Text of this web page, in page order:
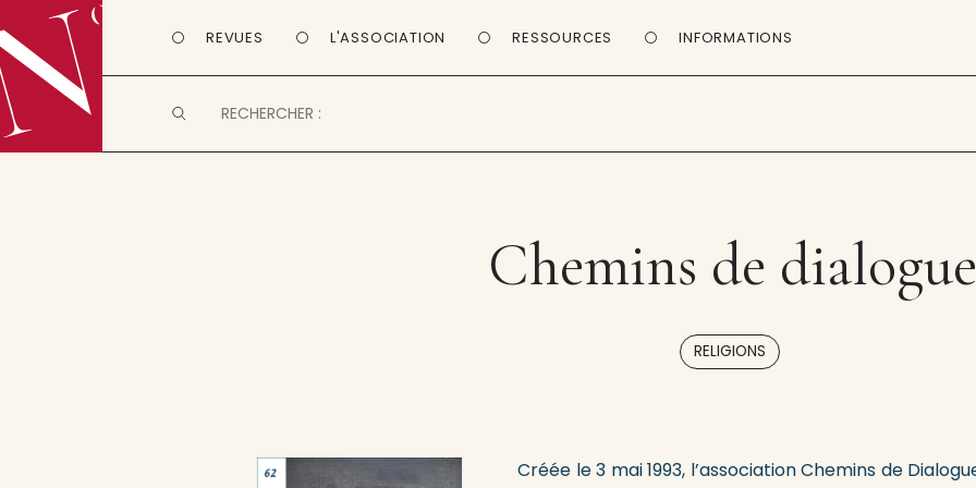
REVUES L'ASSOCIATION RESSOURCES INFORMATIONS
Chemins de dialogue
RELIGIONS
Créée le 3 mai 1993, l’association Chemins de